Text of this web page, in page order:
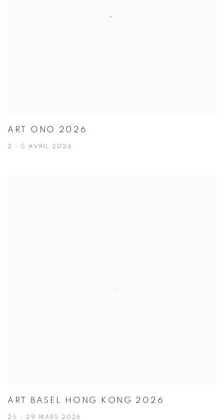
ART ONO 2026
2 - 5 AVRIL 2026
ART BASEL HONG KONG 2026
25 - 29 MARS 2026